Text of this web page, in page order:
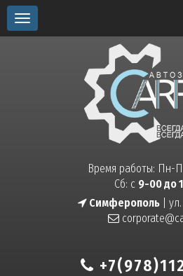
Toggle
navigation
Время работы: Пн-
Сб: с 9-00 до
Симферополь |